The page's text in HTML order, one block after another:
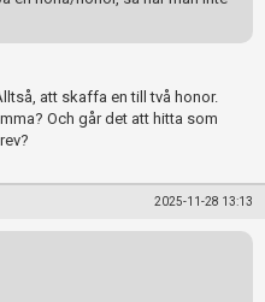
att skaffa en till två honor.
Och går det att hitta som
2025-11-28 13:13